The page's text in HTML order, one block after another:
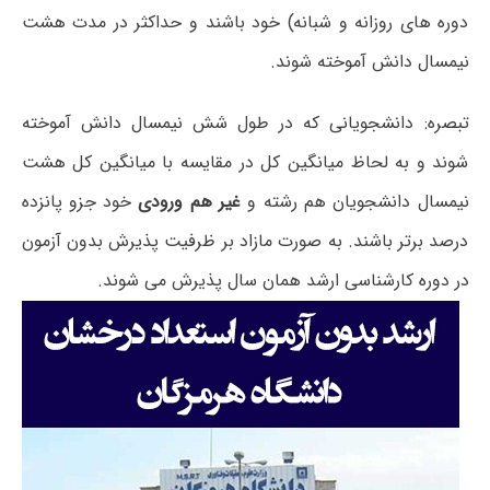
دوره های روزانه و شبانه) خود باشند و حداکثر در مدت هشت
نیمسال دانش آموخته شوند.
تبصره: دانشجویانی که در طول شش نیمسال دانش آموخته
شوند و به لحاظ میانگین کل در مقایسه با میانگین کل هشت
نیمسال دانشجویان هم رشته و غیر هم ورودیخود جزو پانزده
درصد برتر باشند. به صورت مازاد بر ظرفیت پذیرش بدون آزمون
در دوره کارشناسی ارشد همان سال پذیرش می شوند.